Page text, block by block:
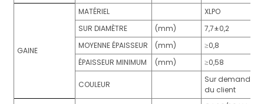
GAINE
MATÉRIEL
XLPO
SUR DIAMÈTRE
(mm)
7,7±0,2
MOYENNE ÉPAISSEUR
(mm)
≥0,8
ÉPAISSEUR MINIMUM
(mm) ≥0,58
COULEUR
Sur demande
du client